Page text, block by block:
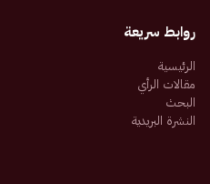
روابط سريعة
الرئيسية
مقالات الرأي
البحث
النشرة البريدية